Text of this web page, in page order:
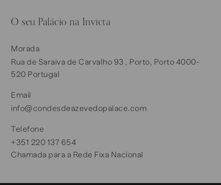
O seu Palácio na Invicta
Morada
Rua de Saraiva de Carvalho 93 , Porto, Porto 4000-
520 Portugal
Email
info@condesdeazevedopalace.com
Telefone
+351 220 137 654
Chamada para a Rede Fixa Nacional